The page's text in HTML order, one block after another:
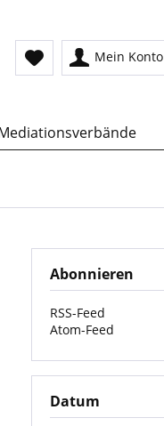
Mein Konto
Abonnieren
RSS-Feed
Atom-Feed
Datum